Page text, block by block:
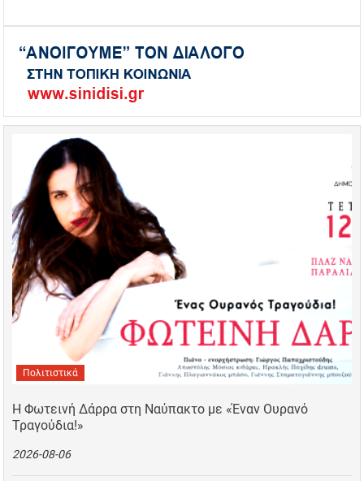
Πολιτιστικά
Η Φωτεινή Δάρρα στη Ναύπακτο με «Έναν Ουρανό
Τραγούδια!»
2026-08-06